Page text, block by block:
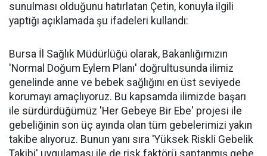
sunulması olduğunu hatırlatan Çetin, konuyla ilgili
yaptığı açıklamada şu ifadeleri kullandı:
Bursa İl Sağlık Müdürlüğü olarak, Bakanlığımızın
'Normal Doğum Eylem Planı' doğrultusunda ilimiz
genelinde anne ve bebek sağlığını en üst seviyede
korumayı amaçlıyoruz. Bu kapsamda ilimizde başarı
ile sürdürdüğümüz 'Her Gebeye Bir Ebe' projesi ile
gebeliğinin son üç ayında olan tüm gebelerimizi yakın
takibe alıyoruz. Bunun yanı sıra 'Yüksek Riskli Gebelik
Takibi' uygulaması ile de risk faktörü saptanmış gebe